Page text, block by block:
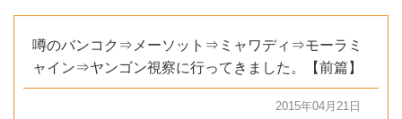
噂のバンコク⇒メーソット⇒ミャワディ⇒モーラミ
ャイン⇒ヤンゴン視察に行ってきました。【前篇】
2015年04月21日